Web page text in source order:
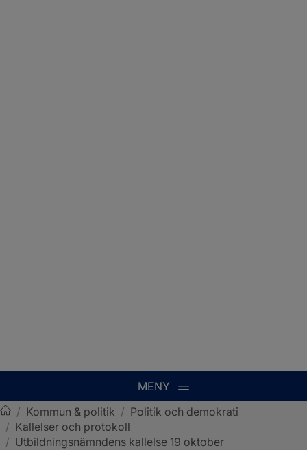
MENY
Sotenäs kommun
/ Kommun & politik / Politik och demokrati
/ Kallelser och protokoll
/ Utbildningsnämndens kallelse 19 oktober